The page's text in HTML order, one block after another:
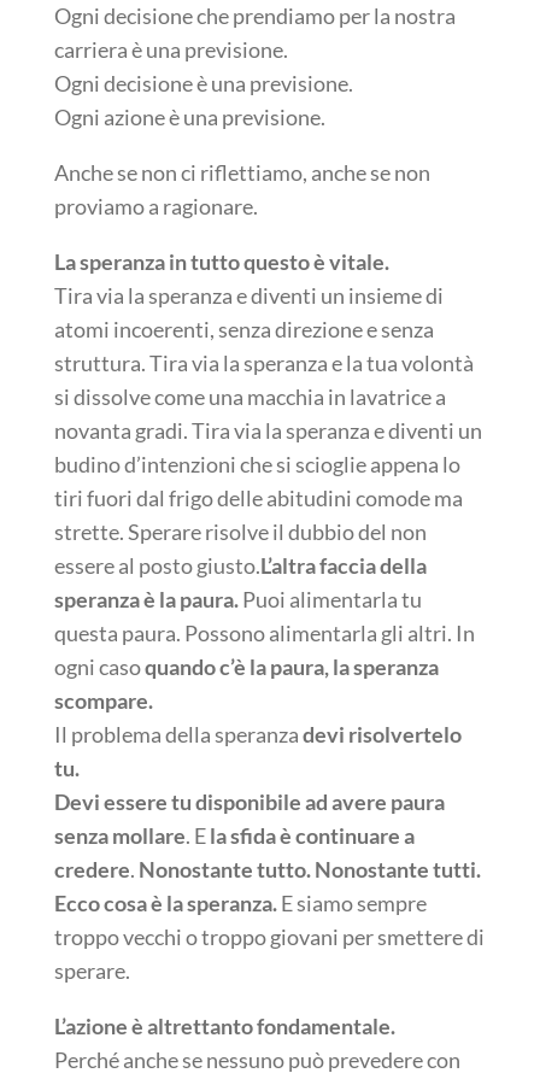
Ogni decisione che prendiamo per la nostra
carriera è una previsione.
Ogni decisione è una previsione.
Ogni azione è una previsione.
Anche se non ci riflettiamo, anche se non
proviamo a ragionare.
La speranza in tutto questo è vitale.
Tira via la speranza e diventi un insieme di
atomi incoerenti, senza direzione e senza
struttura. Tira via la speranza e la tua volontà
si dissolve come una macchia in lavatrice a
novanta gradi. Tira via la speranza e diventi un
budino d’intenzioni che si scioglie appena lo
tiri fuori dal frigo delle abitudini comode ma
strette. Sperare risolve il dubbio del non
essere al posto giusto.L’altra faccia della
speranza è la paura.Puoi alimentarla tu
questa paura. Possono alimentarla gli altri. In
ogni casoquando c’è la paura, la speranza
scompare.
Il problema della speranzadevi risolvertelo
tu.
Devi essere tu disponibile ad avere paura
senza mollare. Ela sfida è continuare a
credere. Nonostante tutto. Nonostante tutti.
Ecco cosa è la speranza.E siamo sempre
troppo vecchi o troppo giovani per smettere di
sperare.
L’azione è altrettanto fondamentale.
Perché anche se nessuno può prevedere con